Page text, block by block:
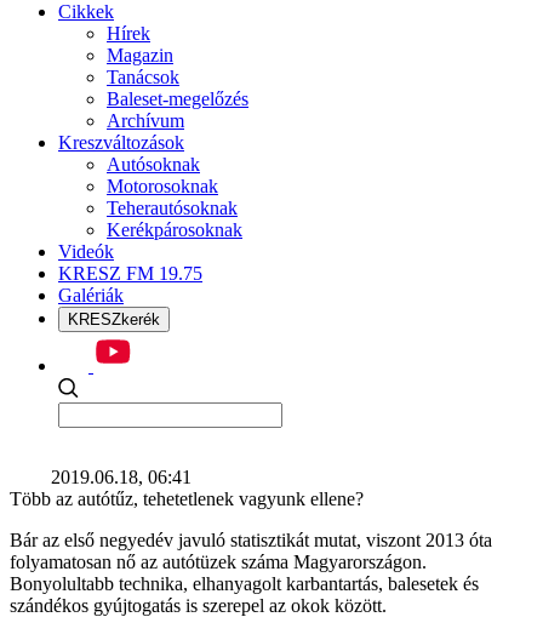
Cikkek
Hírek
Magazin
Tanácsok
Baleset-megelőzés
Archívum
Kreszváltozások
Autósoknak
Motorosoknak
Teherautósoknak
Kerékpárosoknak
Videók
KRESZ FM 19.75
Galériák
KRESZkerék
2019.06.18, 06:41
Több az autótűz, tehetetlenek vagyunk ellene?
Bár az első negyedév javuló statisztikát mutat, viszont 2013 óta
folyamatosan nő az autótüzek száma Magyarországon.
Bonyolultabb technika, elhanyagolt karbantartás, balesetek és
szándékos gyújtogatás is szerepel az okok között.